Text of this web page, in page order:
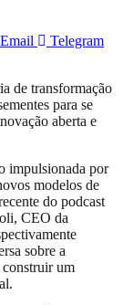
Email
Telegram
de transformação
para se
aberta e
impulsionada por
modelos de
do podcast
CEO da
sobre a
construir um